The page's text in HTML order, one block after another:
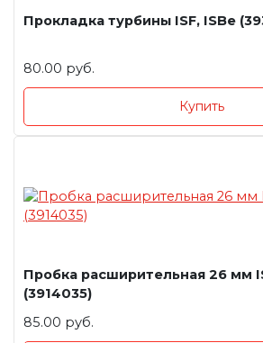
Прокладка турбины ISF, ISBe
80.00 руб.
Купить
Пробка расширительная 26 мм
(3914035)
85.00 руб.